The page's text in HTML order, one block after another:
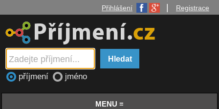
Přihlášení Registrace
příjmení jméno
MENU ≡